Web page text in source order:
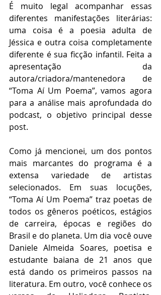
É muito legal acompanhar essas
diferentes manifestações literárias:
uma coisa é a poesia adulta de
Jéssica e outra coisa completamente
diferente é sua ficção infantil. Feita a
apresentação da
autora/criadora/mantenedora de
“Toma Aí Um Poema”, vamos agora
para a análise mais aprofundada do
podcast, o objetivo principal desse
post.
Como já mencionei, um dos pontos
mais marcantes do programa é a
extensa variedade de artistas
selecionados. Em suas locuções,
“Toma Aí Um Poema” traz poetas de
todos os gêneros poéticos, estágios
de carreira, épocas e regiões do
Brasil e do planeta. Um dia você ouve
Daniele Almeida Soares, poetisa e
estudante baiana de 21 anos que
está dando os primeiros passos na
literatura. Em outro, você conhece os